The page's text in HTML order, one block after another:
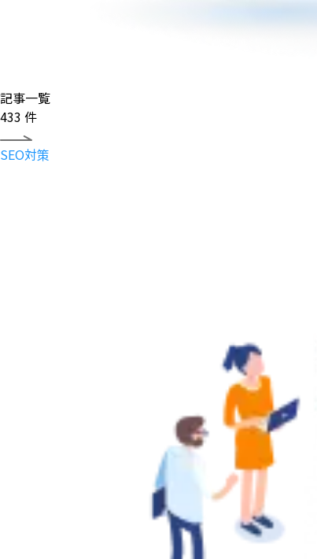
記事一覧
433 件
SEO対策